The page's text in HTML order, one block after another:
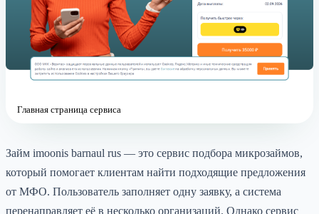
Главная страница сервиса
Займ imoonis barnaul rus — это сервис подбора микрозаймов,
который помогает клиентам найти подходящие предложения
от МФО. Пользователь заполняет одну заявку, а система
перенаправляет её в несколько организаций. Однако сервис